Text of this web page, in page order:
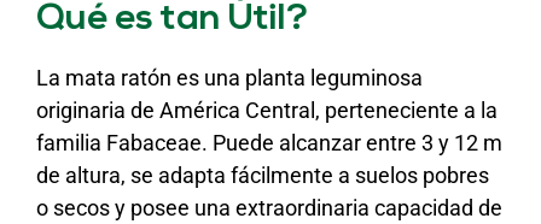
Qué es tan Útil?
La mata ratón es una planta leguminosa
originaria de América Central, perteneciente a la
familia Fabaceae. Puede alcanzar entre 3 y 12 m
de altura, se adapta fácilmente a suelos pobres
o secos y posee una extraordinaria capacidad de